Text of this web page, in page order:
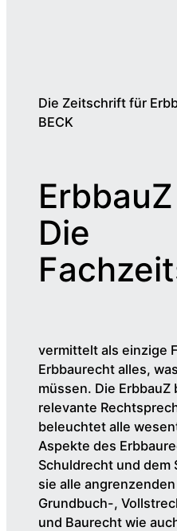
Die Zeitschrift für
BECK
Die
vermittelt als einzige
Erbbaurecht alles,
müssen. Die
relevante
beleuchtet alle
Aspekte des
Schuldrecht und dem
sie alle
Grundbuch-,
und Baurecht wie